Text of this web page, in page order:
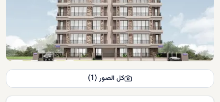
كل الصور(
1
)